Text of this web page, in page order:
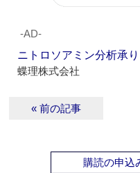
‐AD‐
ニトロソアミン分析承
蝶理株式会社
« 前の記事
購読の申込